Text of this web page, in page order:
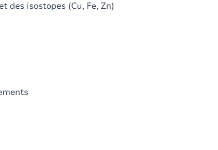
des isostopes (Cu, Fe, Zn)